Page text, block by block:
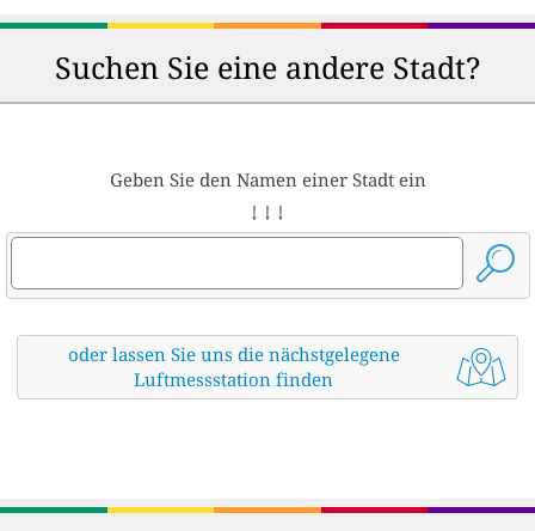
Suchen Sie eine andere Stadt?
Geben Sie den Namen einer Stadt ein
↓ ↓ ↓
oder lassen Sie uns die nächstgelegene
Luftmessstation finden